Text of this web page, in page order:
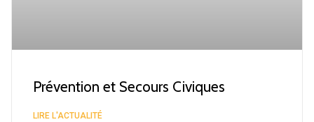
Prévention et Secours Civiques
LIRE L'ACTUALITÉ